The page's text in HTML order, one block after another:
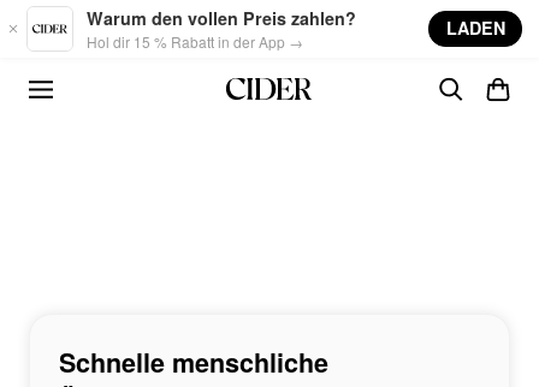
Skip to main content
Warum den vollen Preis zahlen?
Hol dir 15 % Rabatt in der App →
LADEN
Schnelle menschliche